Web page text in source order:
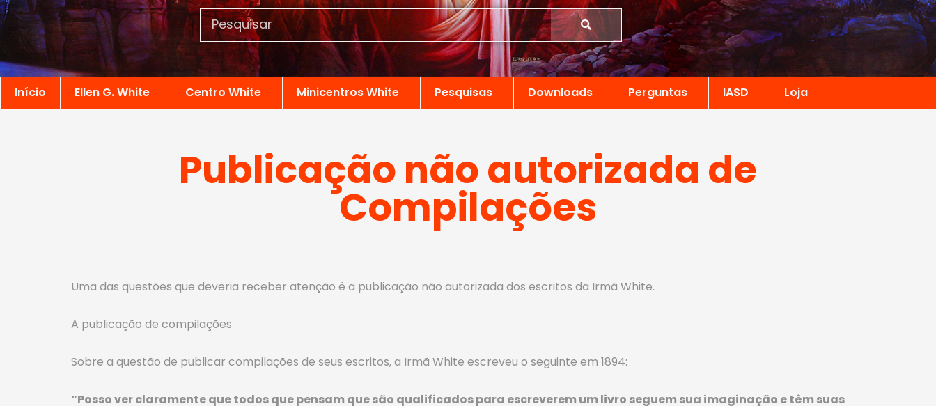
Início Ellen G. White Centro White Minicentros White Pesquisas Downloads Perguntas IASD Loja
Publicação não autorizada de
Compilações
Uma das questões que deveria receber atenção é a publicação não autorizada dos escritos da Irmã White.
A publicação de compilações
Sobre a questão de publicar compilações de seus escritos, a Irmã White escreveu o seguinte em 1894:
“Posso ver claramente que todos que pensam que são qualificados para escreverem um livro seguem sua imaginação e têm suas